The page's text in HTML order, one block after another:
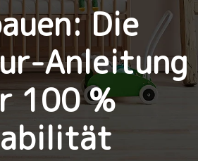
Die
Anleitung
100 %